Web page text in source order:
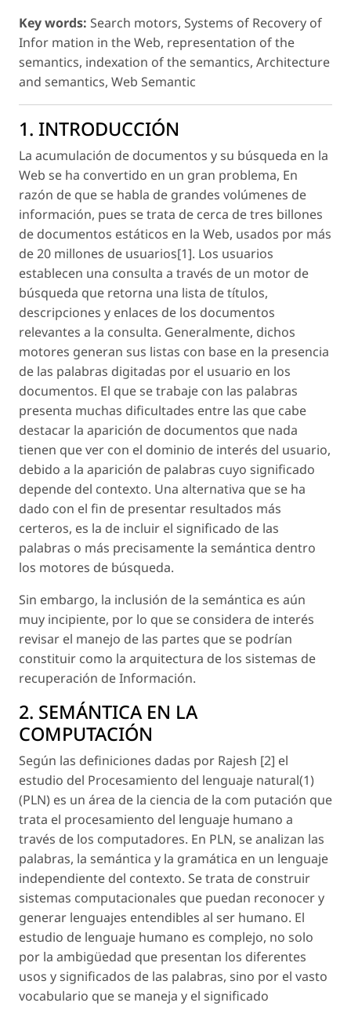
Key words: Search motors, Systems of Recovery of
Infor mation in the Web, representation of the
semantics, indexation of the semantics, Architecture
and semantics, Web Semantic
1. INTRODUCCIÓN
La acumulación de documentos y su búsqueda en la
Web se ha convertido en un gran problema, En
razón de que se habla de grandes volúmenes de
información, pues se trata de cerca de tres billones
de documentos estáticos en la Web, usados por más
de 20 millones de usuarios[1]. Los usuarios
establecen una consulta a través de un motor de
búsqueda que retorna una lista de títulos,
descripciones y enlaces de los documentos
relevantes a la consulta. Generalmente, dichos
motores generan sus listas con base en la presencia
de las palabras digitadas por el usuario en los
documentos. El que se trabaje con las palabras
presenta muchas dificultades entre las que cabe
destacar la aparición de documentos que nada
tienen que ver con el dominio de interés del usuario,
debido a la aparición de palabras cuyo significado
depende del contexto. Una alternativa que se ha
dado con el fin de presentar resultados más
certeros, es la de incluir el significado de las
palabras o más precisamente la semántica dentro
los motores de búsqueda.
Sin embargo, la inclusión de la semántica es aún
muy incipiente, por lo que se considera de interés
revisar el manejo de las partes que se podrían
constituir como la arquitectura de los sistemas de
recuperación de Información.
2. SEMÁNTICA EN LA
COMPUTACIÓN
Según las definiciones dadas por Rajesh [2] el
estudio del Procesamiento del lenguaje natural(1)
(PLN) es un área de la ciencia de la com putación que
trata el procesamiento del lenguaje humano a
través de los computadores. En PLN, se analizan las
palabras, la semántica y la gramática en un lenguaje
independiente del contexto. Se trata de construir
sistemas computacionales que puedan reconocer y
generar lenguajes entendibles al ser humano. El
estudio de lenguaje humano es complejo, no solo
por la ambigüedad que presentan los diferentes
usos y significados de las palabras, sino por el vasto
vocabulario que se maneja y el significado